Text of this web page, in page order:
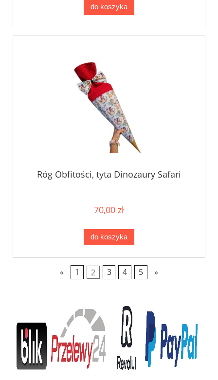
do koszyka
Róg Obfitości, tyta Dinozaury Safari
70,00 zł
do koszyka
« 1 2 3 4 5 »